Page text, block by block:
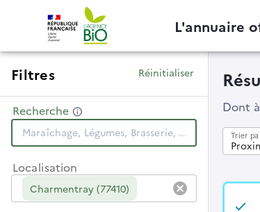
L'annuaire
Filtres Réinitialiser
Recherche
Charmentray (77410)
Localisation
cancel
Dont
Trier